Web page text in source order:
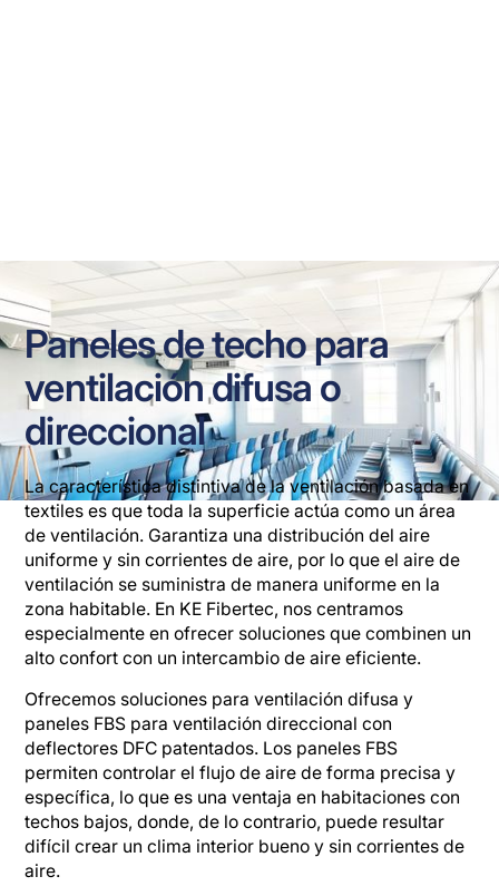
Paneles de techo para
ventilación difusa o
direccional
La característica distintiva de la ventilación basada en
textiles es que toda la superficie actúa como un área
de ventilación. Garantiza una distribución del aire
uniforme y sin corrientes de aire, por lo que el aire de
ventilación se suministra de manera uniforme en la
zona habitable. En KE Fibertec, nos centramos
especialmente en ofrecer soluciones que combinen un
alto confort con un intercambio de aire eficiente.
Ofrecemos soluciones para ventilación difusa y
paneles FBS para ventilación direccional con
deflectores DFC patentados. Los paneles FBS
permiten controlar el flujo de aire de forma precisa y
específica, lo que es una ventaja en habitaciones con
techos bajos, donde, de lo contrario, puede resultar
difícil crear un clima interior bueno y sin corrientes de
aire.